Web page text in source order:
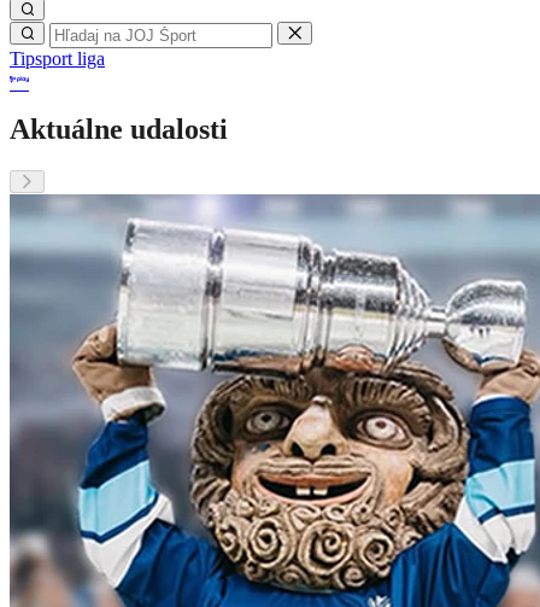
Tipsport liga
Aktuálne udalosti